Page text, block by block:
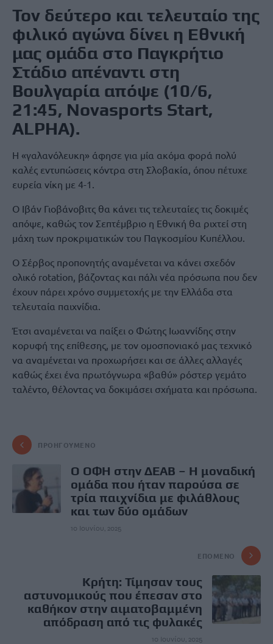
Τον δεύτερο και τελευταίο της
φιλικό αγώνα δίνει η Εθνική
μας ομάδα στο Παγκρήτιο
Στάδιο απέναντι στη
Βουλγαρία απόψε (10/6,
21:45, Novasports Start,
ALPHA).
Η «γαλανόλευκη» άφησε για μία ακόμα φορά πολύ
καλές εντυπώσεις κόντρα στη Σλοβακία, όπου πέτυχε
ευρεία νίκη με 4-1.
Ο Ιβάν Γιοβάνοβιτς θα κάνει τις τελευταίες τις δοκιμές
απόψε, καθώς τον Σεπτέμβριο η Εθνική θα ριχτεί στη
μάχη των προκριματικών του Παγκοσμίου Κυπέλλου.
Ο Σέρβος προπονητής αναμένεται να κάνει σχεδόν
ολικό rotation, βάζοντας και πάλι νέα πρόσωπα που δεν
έχουν πάρει χρόνο συμμετοχής με την Ελλάδα στα
τελευταία παιχνίδια.
Έτσι αναμένεται να παίξει ο Φώτης Ιωαννίδης στην
κορυφή της επίθεσης, με τον ομοσπονιακό μας τεχνικό
να αναμένεται να προχωρήσει και σε άλλες αλλαγές
καθώς έχει ένα πρωτόγνωρα «βαθύ» ρόστερ γεμάτο
ταλέντο, θέλοντας να δοκιμάσει σχήματα και πρόσωπα.
ΠΡΟΗΓΟΎΜΕΝΟ
Ο ΟΦΗ στην ΔΕΑΒ – Η μοναδική
ομάδα που ήταν παρούσα σε
τρία παιχνίδια με φιλάθλους
και των δύο ομάδων
10 Ιουνίου, 2025
ΕΠΌΜΕΝΟ
Κρήτη: Τίμησαν τους
αστυνομικούς που έπεσαν στο
καθήκον στην αιματοβαμμένη
απόδραση από τις φυλακές
10 Ιουνίου, 2025